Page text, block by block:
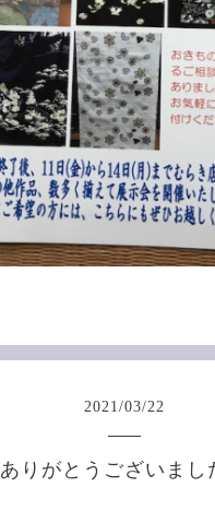
2021 /03/22
ありがとうございまし